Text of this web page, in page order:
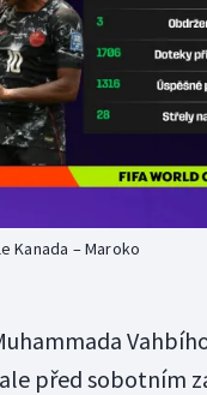
Kanada – Maroko
před sobotním